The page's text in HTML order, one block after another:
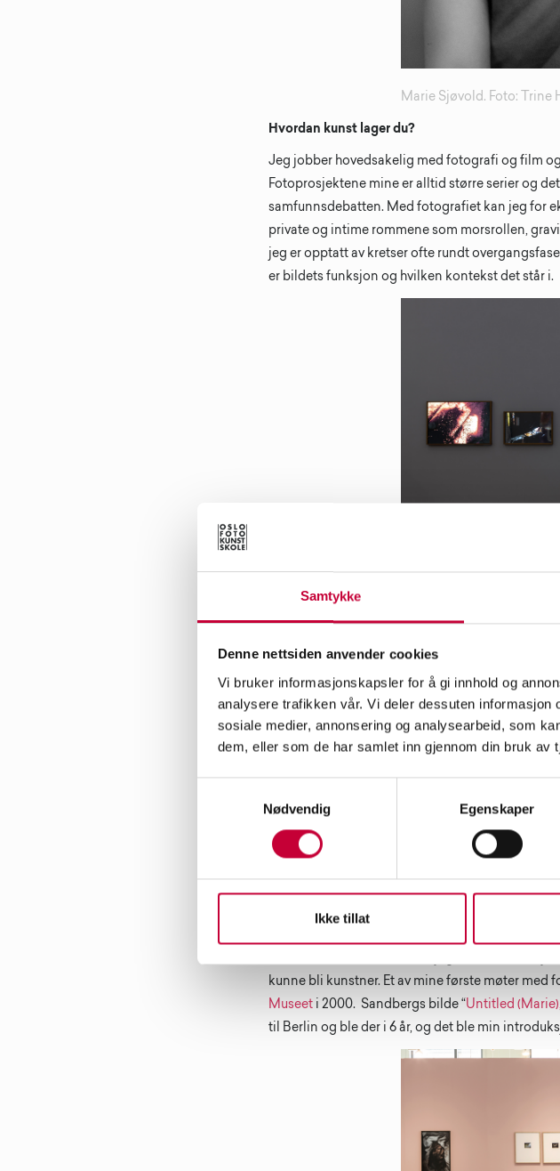
Samtykke
Denne nettsiden anvender cookies
Vi bruker informasjonskapsler for å gi innhold og
analysere trafikken vår. Vi deler dessuten
sosiale medier, annonsering og analysearbeid, som
dem, eller som de har samlet inn gjennom din bruk av
Nødvendig
Egenskaper
Ikke tillat
Marie Sjøvold. Foto: Trine
Hvordan kunst lager du?
Jeg jobber hovedsakelig med fotografi og film
Fotoprosjektene mine er alltid større serier og
samfunnsdebatten. Med fotografiet kan jeg for
private og intime rommene som morsrollen,
jeg er opptatt av kretser ofte rundt
er bildets funksjon og hvilken kontekst det står i.
Installasjonsfoto fra
utstillingen Norsk
kunstsenter
Hva var det som gjorde at du begynte du å
Jeg vokste opp med en mor og bestefar som
mine besteforeldre løp jeg bort til hyllen under
meg til mitt første kamera og kjøpte mitt første
år. Jeg husker fremdeles aha-opplevelsen jeg
slapp å ha kun ett sekund eksponeringstid på
og være i verden på som jeg trivdes svært godt
underbevissthet på en ny måte. Et møte mellom
Når visste du at du ville bli profesjonell kunstner?
kunne bli kunstner. Et av mine første møter med
Museet i 2000. Sandbergs bilde “ Untitled
til Berlin og ble der i 6 år, og det ble min